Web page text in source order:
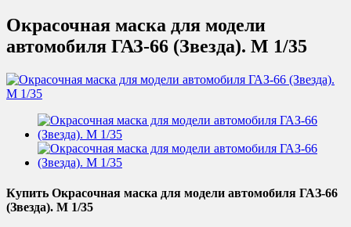
Окрасочная маска для модели
автомобиля ГАЗ-66 (Звезда). М 1/35
Купить Окрасочная маска для модели автомобиля ГАЗ-66
(Звезда). М 1/35